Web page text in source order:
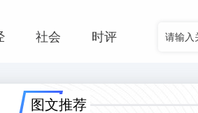
社会 时评
图文推荐